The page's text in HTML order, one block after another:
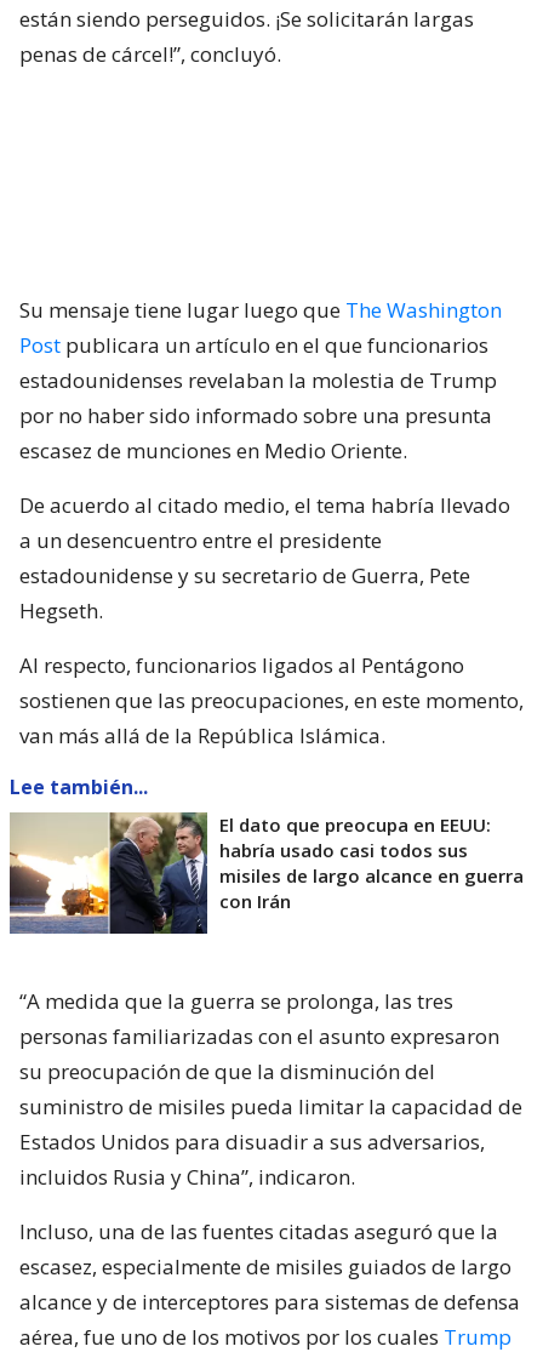
están siendo perseguidos. ¡Se solicitarán largas
penas de cárcel!”, concluyó.
Su mensaje tiene lugar luego que The Washington
Post publicara un artículo en el que funcionarios
estadounidenses revelaban la molestia de Trump
por no haber sido informado sobre una presunta
escasez de munciones en Medio Oriente.
De acuerdo al citado medio, el tema habría llevado
a un desencuentro entre el presidente
estadounidense y su secretario de Guerra, Pete
Hegseth.
Al respecto, funcionarios ligados al Pentágono
sostienen que las preocupaciones, en este momento,
van más allá de la República Islámica.
Lee también...
El dato que preocupa en EEUU:
habría usado casi todos sus
misiles de largo alcance en guerra
con Irán
“A medida que la guerra se prolonga, las tres
personas familiarizadas con el asunto expresaron
su preocupación de que la disminución del
suministro de misiles pueda limitar la capacidad de
Estados Unidos para disuadir a sus adversarios,
incluidos Rusia y China”, indicaron.
Incluso, una de las fuentes citadas aseguró que la
escasez, especialmente de misiles guiados de largo
alcance y de interceptores para sistemas de defensa
aérea, fue uno de los motivos por los cuales Trump